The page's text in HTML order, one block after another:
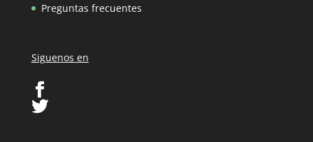
Preguntas frecuentes
Siguenos en